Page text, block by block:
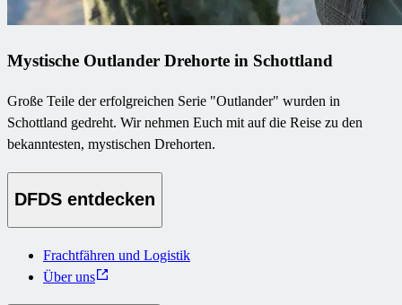
Mystische Outlander Drehorte in Schottland
Große Teile der erfolgreichen Serie "Outlander" wurden in
Schottland gedreht. Wir nehmen Euch mit auf die Reise zu den
bekanntesten, mystischen Drehorten.
DFDS entdecken
Frachtfähren und Logistik
Über uns